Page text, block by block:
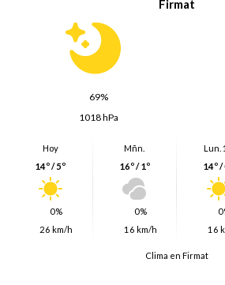
Firmat
69%
1018 hPa
Hoy
14º / 5º
0%
26 km/h
Mñn.
16º / 1º
0%
16 km/h
Lun.
14º /
16
Clima en Firmat